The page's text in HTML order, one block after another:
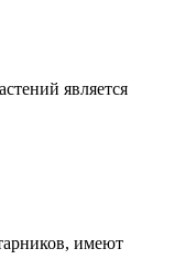
является
имеют